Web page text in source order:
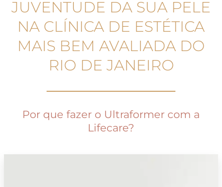
JUVENTUDE DA SUA PELE
NA CLÍNICA DE ESTÉTICA
MAIS BEM AVALIADA DO
RIO DE JANEIRO
Por que fazer o Ultraformer com a
Lifecare?